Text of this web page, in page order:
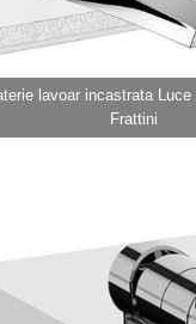
lavoar incastrata
Frattini